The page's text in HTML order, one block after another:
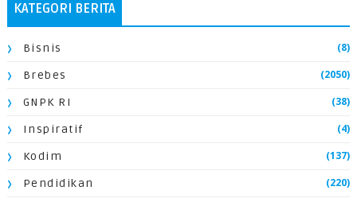
KATEGORI BERITA
Bisnis (8)
Brebes (2050)
GNPK RI (38)
Inspiratif (4)
Kodim (137)
Pendidikan (220)